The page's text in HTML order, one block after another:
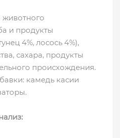
и продукты
4%, лосось 4%),
сахара, продукты
происхождения.
камедь касии